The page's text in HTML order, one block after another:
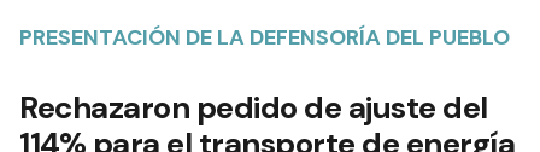
PRESENTACIÓN DE LA DEFENSORÍA DEL PUEBLO
Rechazaron pedido de ajuste del